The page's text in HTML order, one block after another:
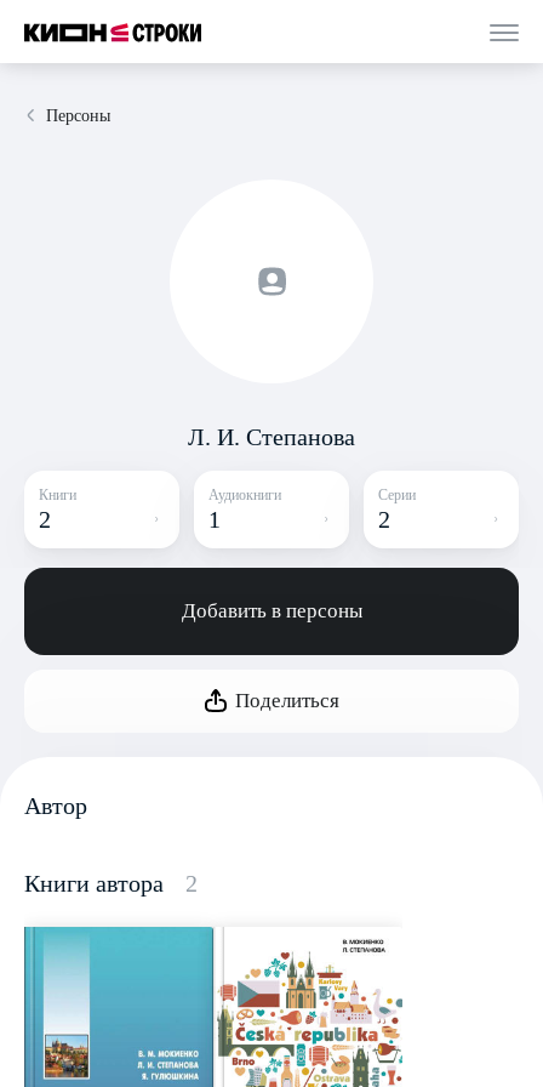
Персоны
Л. И. Степанова
Книги
2
Аудиокниги
1
Серии
2
Добавить в персоны
Поделиться
Автор
Книги автора 2